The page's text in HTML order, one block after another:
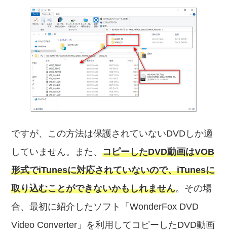
ですが、この方法は保護されていないDVDしか適
していません。また、コピーしたDVD動画はVOB
形式でiTunesに対応されていないので、iTunesに
取り込むことができないかもしれません。その場
合、最初に紹介したソフト「WonderFox DVD
Video Converter」を利用してコピーしたDVD動画